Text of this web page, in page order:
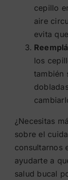
cepillo
aire
evita
los
también
¿Necesitas
sobre el
consultarnos
ayudarte a
salud bucal